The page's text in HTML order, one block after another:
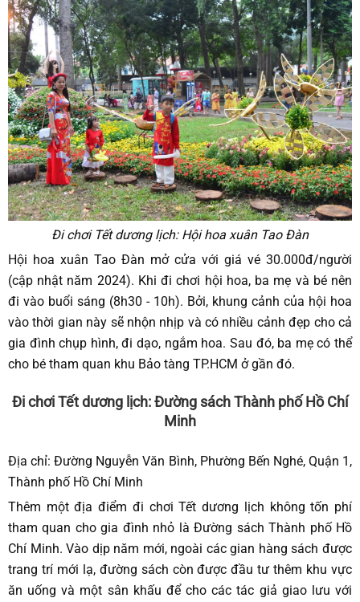
Đi chơi Tết dương lịch: Hội hoa xuân Tao Đàn
Hội hoa xuân Tao Đàn mở cửa với giá vé 30.000đ/người
(cập nhật năm 2024). Khi đi chơi hội hoa, ba mẹ và bé nên
đi vào buổi sáng (8h30 - 10h). Bởi, khung cảnh của hội hoa
vào thời gian này sẽ nhộn nhịp và có nhiều cảnh đẹp cho cả
gia đình chụp hình, đi dạo, ngắm hoa. Sau đó, ba mẹ có thể
cho bé tham quan khu Bảo tàng TP.HCM ở gần đó.
Đi chơi Tết dương lịch: Đường sách Thành phố Hồ Chí
Minh
Địa chỉ: Đường Nguyễn Văn Bình, Phường Bến Nghé, Quận 1,
Thành phố Hồ Chí Minh
Thêm một địa điểm đi chơi Tết dương lịch không tốn phí
tham quan cho gia đình nhỏ là Đường sách Thành phố Hồ
Chí Minh. Vào dịp năm mới, ngoài các gian hàng sách được
trang trí mới lạ, đường sách còn được đầu tư thêm khu vực
ăn uống và một sân khấu để cho các tác giả giao lưu với